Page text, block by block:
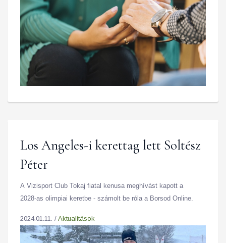
Los Angeles-i kerettag lett Soltész
Péter
A Vizisport Club Tokaj fiatal kenusa meghívást kapott a
2028-as olimpiai keretbe - számolt be róla a Borsod Online.
2024.01.11. / Aktualitások